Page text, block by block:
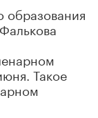
образования
Такое